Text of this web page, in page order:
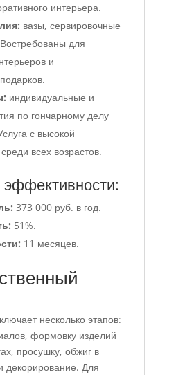
интерьера.
вазы, сервировочные
для
и
индивидуальные и
по гончарному делу
с высокой
всех возрастов.
эффективности:
373 000 руб. в год.
51%.
11 месяцев.
несколько этапов:
формовку изделий
просушку, обжиг в
декорирование. Для